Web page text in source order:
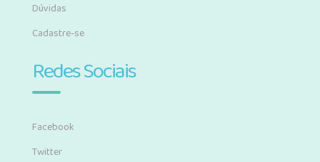
Dúvidas
Cadastre-se
Redes Sociais
Facebook
Twitter